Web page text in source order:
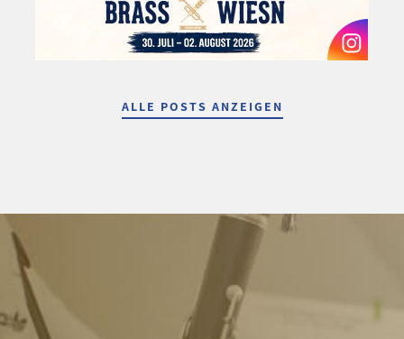
ALLE POSTS ANZEIGEN